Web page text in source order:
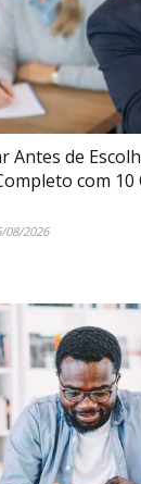
Antes de
com
08/2026